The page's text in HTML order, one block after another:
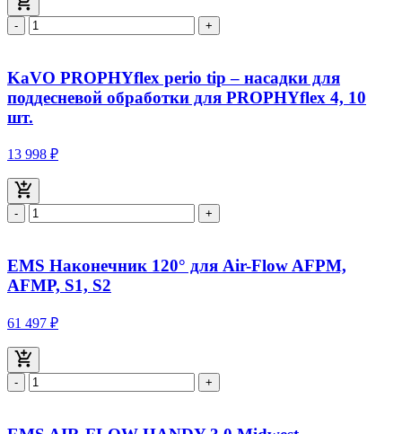
- +
KaVO PROPHYflex perio tip – насадки для
поддесневой обработки для PROPHYflex 4, 10
шт.
13 998 ₽
- +
EMS Наконечник 120° для Air-Flow AFPM,
AFMP, S1, S2
61 497 ₽
- +